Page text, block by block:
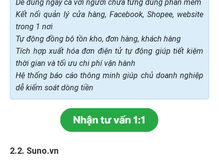
Dễ dùng ngay cả với người chưa từng dùng phần mềm
Kết nối quản lý cửa hàng, Facebook, Shopee, website
trong 1 nơi
Tự động đồng bộ tồn kho, đơn hàng, khách hàng
Tích hợp xuất hóa đơn điện tử tự động giúp tiết kiệm
thời gian và tối ưu chi phí vận hành
Hệ thống báo cáo thông minh giúp chủ doanh nghiệp
dễ kiểm soát dòng tiền
2.2. Suno.vn